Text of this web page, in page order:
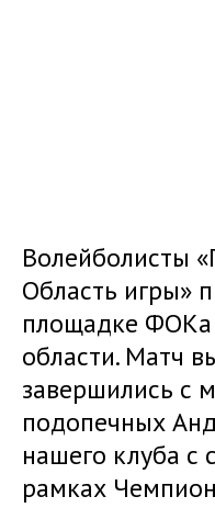
Волейболисты
Область игры»
площадке ФОКа
области. Матч
завершились с
подопечных
нашего клуба с
рамках